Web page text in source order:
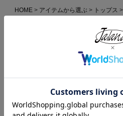
HOME アイテムから選ぶ トップス
チャンピオン Champion #RW10 リ
この商品を見た人がよく買って